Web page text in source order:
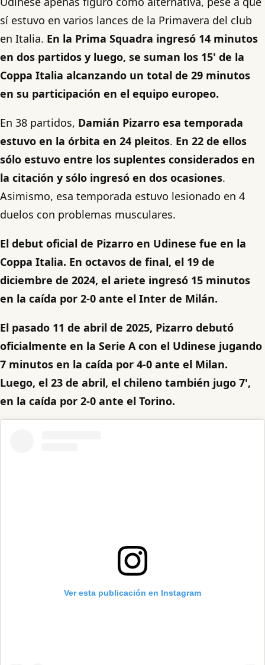
sí estuvo en varios lances de la Primavera del club
en Italia. En la Prima Squadra ingresó 14 minutos
en dos partidos y luego, se suman los 15' de la
Coppa Italia alcanzando un total de 29 minutos
en su participación en el equipo europeo.
En 38 partidos, Damián Pizarro esa temporada
estuvo en la órbita en 24 pleitos. En 22 de ellos
sólo estuvo entre los suplentes considerados en
la citación y sólo ingresó en dos ocasiones.
Asimismo, esa temporada estuvo lesionado en 4
duelos con problemas musculares.
El debut oficial de Pizarro en Udinese fue en la
Coppa Italia. En octavos de final, el 19 de
diciembre de 2024, el ariete ingresó 15 minutos
en la caída por 2-0 ante el Inter de Milán.
El pasado 11 de abril de 2025, Pizarro debutó
oficialmente en la Serie A con el Udinese jugando
7 minutos en la caída por 4-0 ante el Milan.
Luego, el 23 de abril, el chileno también jugo 7',
en la caída por 2-0 ante el Torino.
Ver esta publicación en Instagram